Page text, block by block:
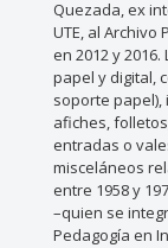
Quezada, ex
UTE, al
en 2012 y
papel y digital,
soporte papel),
afiches,
entradas o
misceláneos
entre 1958 y
–quien se
Pedagogía en